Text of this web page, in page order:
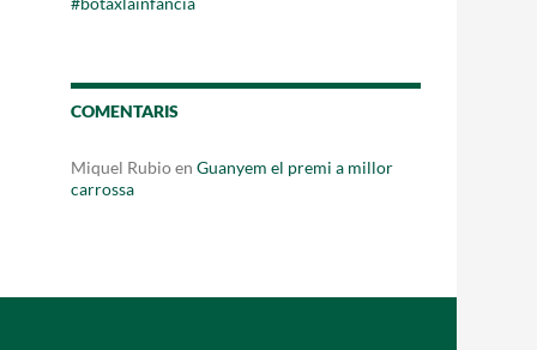
COMENTARIS
Miquel RubioenGuanyem el premi a millor
carrossa